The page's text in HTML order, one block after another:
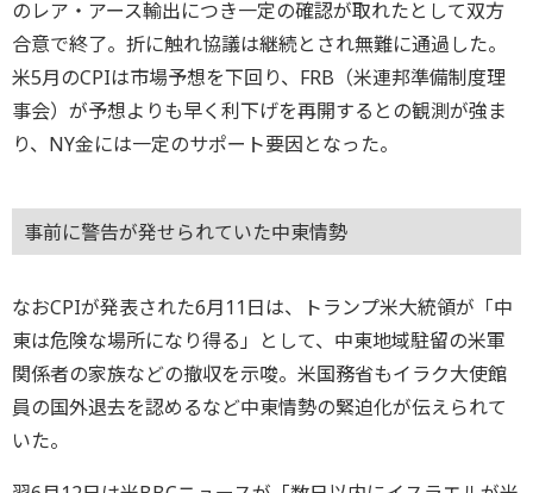
のレア・アース輸出につき一定の確認が取れたとして双方
合意で終了。折に触れ協議は継続とされ無難に通過した。
米5月のCPIは市場予想を下回り、FRB（米連邦準備制度理
事会）が予想よりも早く利下げを再開するとの観測が強ま
り、NY金には一定のサポート要因となった。
事前に警告が発せられていた中東情勢
なおCPIが発表された6月11日は、トランプ米大統領が「中
東は危険な場所になり得る」として、中東地域駐留の米軍
関係者の家族などの撤収を示唆。米国務省もイラク大使館
員の国外退去を認めるなど中東情勢の緊迫化が伝えられて
いた。